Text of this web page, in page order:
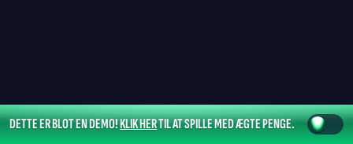
DETTE ER BLOT EN DEMO!KLIK HERTIL AT SPILLE MED ÆGTE PENGE.